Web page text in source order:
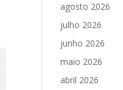
agosto 2026
julho 2026
junho 2026
maio 2026
abril 2026